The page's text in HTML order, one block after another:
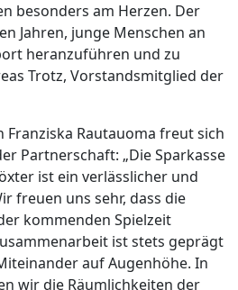
besonders am Herzen. Der
Jahren, junge Menschen an
heranzuführen und zu
Trotz, Vorstandsmitglied der
Franziska Rautauoma freut sich
Partnerschaft: „Die Sparkasse
ist ein verlässlicher und
freuen uns sehr, dass die
kommenden Spielzeit
ist stets geprägt
auf Augenhöhe. In
wir die Räumlichkeiten der